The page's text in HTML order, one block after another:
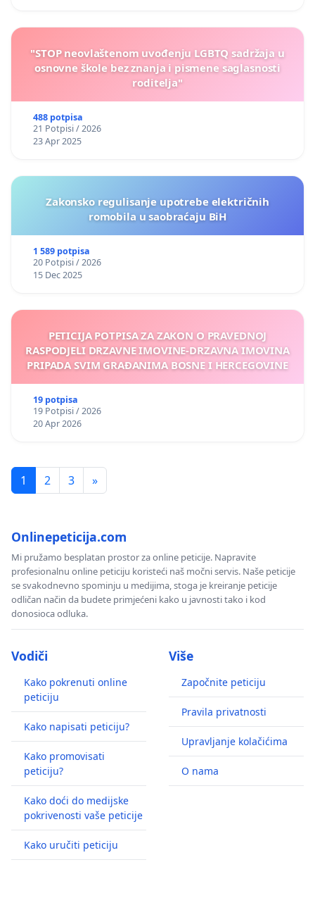
"STOP neovlaštenom uvođenju LGBTQ sadržaja u
osnovne škole bez znanja i pismene saglasnosti
roditelja"
488 potpisa
21 Potpisi / 2026
23 Apr 2025
Zakonsko regulisanje upotrebe električnih
romobila u saobraćaju BiH
1 589 potpisa
20 Potpisi / 2026
15 Dec 2025
PETICIJA POTPISA ZA ZAKON O PRAVEDNOJ
RASPODJELI DRZAVNE IMOVINE-DRZAVNA IMOVINA
PRIPADA SVIM GRAĐANIMA BOSNE I HERCEGOVINE
19 potpisa
19 Potpisi / 2026
20 Apr 2026
1 2 3 »
Onlinepeticija.com
Mi pružamo besplatan prostor za online peticije. Napravite
profesionalnu online peticiju koristeći naš močni servis. Naše peticije
se svakodnevno spominju u medijima, stoga je kreiranje peticije
odličan način da budete primjećeni kako u javnosti tako i kod
donosioca odluka.
Vodiči
Kako pokrenuti online
peticiju
Kako napisati peticiju?
Kako promovisati
peticiju?
Kako doći do medijske
pokrivenosti vaše peticije
Kako uručiti peticiju
Više
Započnite peticiju
Pravila privatnosti
Upravljanje kolačićima
O nama